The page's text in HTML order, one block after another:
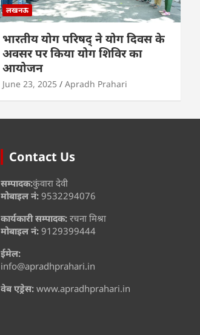
लखनऊ
भारतीय योग परिषद् ने योग दिवस के
अवसर पर किया योग शिविर का
आयोजन
June 23, 2025 Apradh Prahari
Contact Us
सम्पादक:कुंवारा देवी
मोबाइल नं: 9532294076
कार्यकारी सम्पादक:रचना मिश्रा
मोबाइल नं: 9129399444
ईमेल:
info@apradhprahari.in
वेब एड्रेस:www.apradhprahari.in